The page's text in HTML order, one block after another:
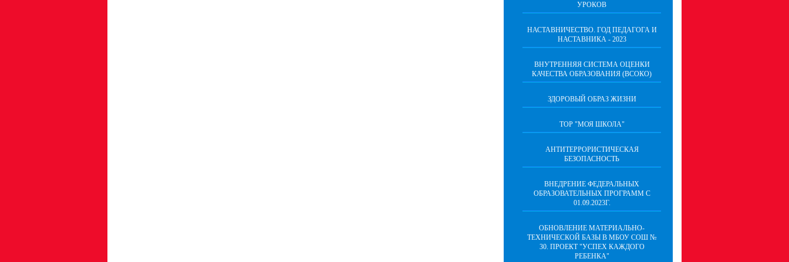
УРОКОВ
НАСТАВНИЧЕСТВО. ГОД ПЕДАГОГА И
НАСТАВНИКА - 2023
ВНУТРЕННЯЯ СИСТЕМА ОЦЕНКИ
КАЧЕСТВА ОБРАЗОВАНИЯ (ВСОКО)
ЗДОРОВЫЙ ОБРАЗ ЖИЗНИ
ТОР "МОЯ ШКОЛА"
АНТИТЕРРОРИСТИЧЕСКАЯ
БЕЗОПАСНОСТЬ
ВНЕДРЕНИЕ ФЕДЕРАЛЬНЫХ
ОБРАЗОВАТЕЛЬНЫХ ПРОГРАММ С
01.09.2023Г.
ОБНОВЛЕНИЕ МАТЕРИАЛЬНО-
ТЕХНИЧЕСКОЙ БАЗЫ В МБОУ СОШ №
30. ПРОЕКТ "УСПЕХ КАЖДОГО
РЕБЕНКА"